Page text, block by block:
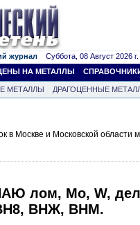
журнал Суббота, 08 Август 2026 г.
НА МЕТАЛЛЫ
МЕТАЛЛЫ
ДРАГОЦЕННЫЕ
в Москве и Московской области
лом, Mo, W,
ВНЖ, ВНМ.